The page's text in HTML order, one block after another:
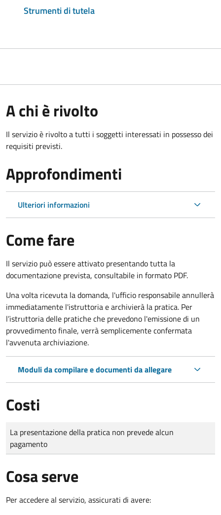
Strumenti di tutela
A chi è rivolto
Il servizio è rivolto a tutti i soggetti interessati in possesso dei
requisiti previsti.
Approfondimenti
Ulteriori informazioni
Come fare
Il servizio può essere attivato presentando tutta la
documentazione prevista, consultabile in formato PDF.
Una volta ricevuta la domanda, l'ufficio responsabile annullerà
immediatamente l'istruttoria e archivierà la pratica. Per
l’istruttoria delle pratiche che prevedono l'emissione di un
provvedimento finale, verrà semplicemente confermata
l'avvenuta archiviazione.
Moduli da compilare e documenti da allegare
Costi
Tipo di pagamento
Importo
La presentazione della pratica non prevede alcun
pagamento
Cosa serve
Per accedere al servizio, assicurati di avere: